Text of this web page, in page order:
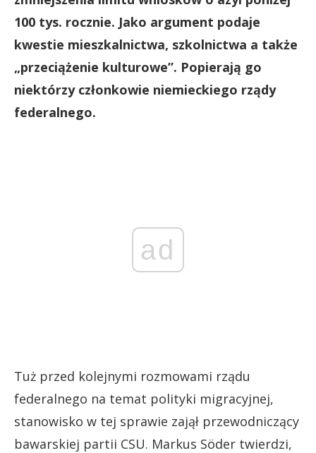
100 tys. rocznie. Jako argument podaje
kwestie mieszkalnictwa, szkolnictwa a także
„przeciążenie kulturowe”. Popierają go
niektórzy członkowie niemieckiego rządy
federalnego.
ad
Tuż przed kolejnymi rozmowami rządu
federalnego na temat polityki migracyjnej,
stanowisko w tej sprawie zajął przewodniczący
bawarskiej partii CSU. Markus Söder twierdzi,